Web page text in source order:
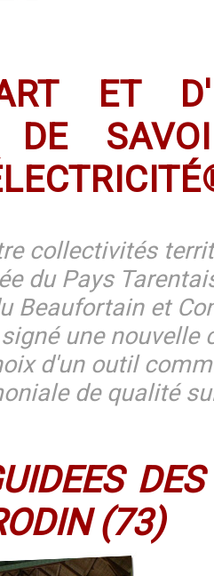
ET
DE
collectivités
du Pays
Beaufortain et
une
d'un outil
de qualité
(73)